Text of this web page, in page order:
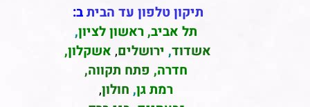
תיקון טלפון עד הביתב:
תל אביב, ראשון לציון,
אשדוד, ירושלים, אשקלון,
חדרה, פתח תקווה,
רמת גן, חולון,